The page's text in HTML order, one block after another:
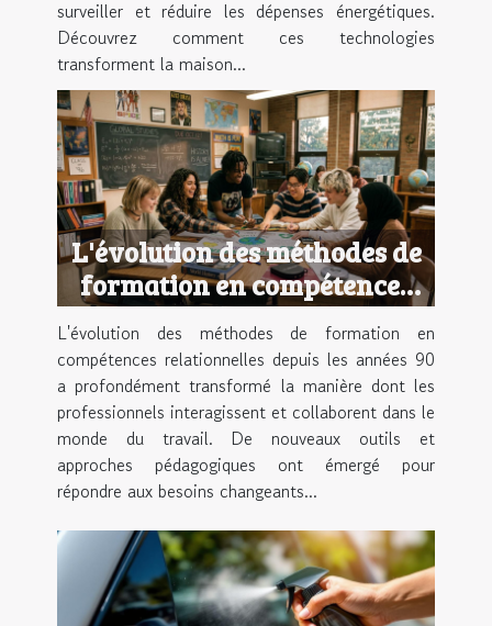
surveiller et réduire les dépenses énergétiques.
Découvrez comment ces technologies
transforment la maison...
L'évolution des méthodes de
formation en compétences
relationnelles depuis les
années 90
L'évolution des méthodes de formation en
compétences relationnelles depuis les années 90
a profondément transformé la manière dont les
professionnels interagissent et collaborent dans le
monde du travail. De nouveaux outils et
approches pédagogiques ont émergé pour
répondre aux besoins changeants...